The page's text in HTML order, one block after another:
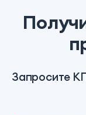
Запросите